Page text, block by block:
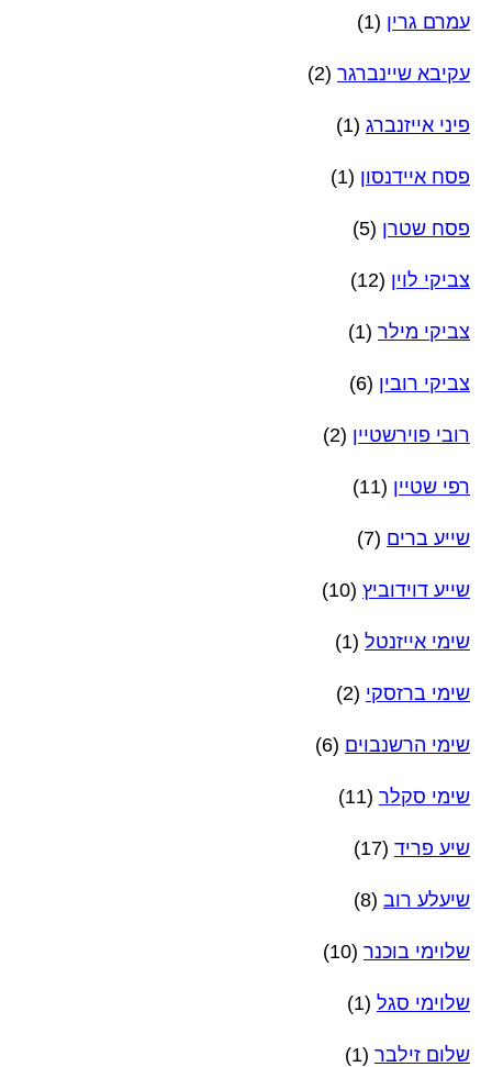
עמרם גרין (1)
עקיבא שיינברגר (2)
פיני אייזנברג (1)
פסח איידנסון (1)
פסח שטרן (5)
צביקי לוין (12)
צביקי מילר (1)
צביקי רובין (6)
רובי פוירשטיין (2)
רפי שטיין (11)
שייע ברים (7)
שייע דוידוביץ (10)
שימי אייזנטל (1)
שימי ברזסקי (2)
שימי הרשנבוים (6)
שימי סקלר (11)
שיע פריד (17)
שיעלע רוב (8)
שלוימי בוכנר (10)
שלוימי סגל (1)
שלום זילבר (1)